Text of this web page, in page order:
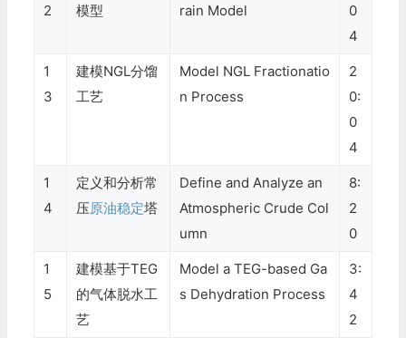
2
模型
rain Model
0
4
1
3
建模NGL分馏
工艺
Model NGL Fractionatio
n Process
2
0:
0
4
1
4
定义和分析常
压原油稳定塔
Define and Analyze an
Atmospheric Crude Col
umn
8:
2
0
1
5
建模基于TEG
的气体脱水工
艺
Model a TEG-based Ga
s Dehydration Process
3:
4
2